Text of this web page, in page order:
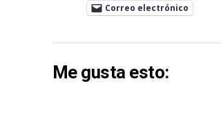
Correo electrónico
Me gusta esto: